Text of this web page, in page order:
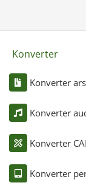
Konverter
Konverter
Konverter
Konverter
Konverter